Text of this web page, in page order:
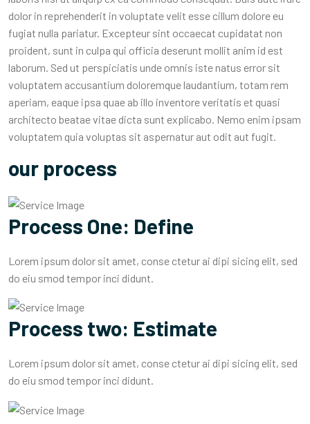
dolor in reprehenderit in voluptate velit esse cillum dolore eu
fugiat nulla pariatur. Excepteur sint occaecat cupidatat non
proident, sunt in culpa qui officia deserunt mollit anim id est
laborum. Sed ut perspiciatis unde omnis iste natus error sit
voluptatem accusantium doloremque laudantium, totam rem
aperiam, eaque ipsa quae ab illo inventore veritatis et quasi
architecto beatae vitae dicta sunt explicabo. Nemo enim ipsam
voluptatem quia voluptas sit aspernatur aut odit aut fugit.
our process
Process One: Define
Lorem ipsum dolor sit amet, conse ctetur ai dipi sicing elit, sed
do eiu smod tempor inci didunt.
Process two: Estimate
Lorem ipsum dolor sit amet, conse ctetur ai dipi sicing elit, sed
do eiu smod tempor inci didunt.